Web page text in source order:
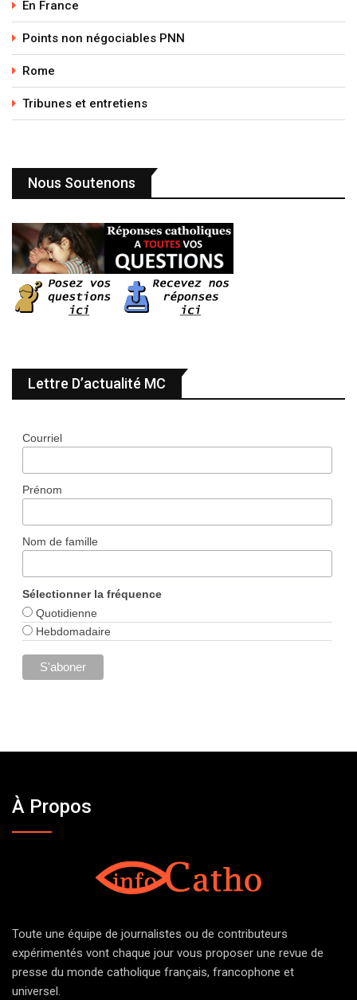
En France
Points non négociables PNN
Rome
Tribunes et entretiens
Nous Soutenons
Lettre D’actualité MC
Courriel
Prénom
Nom de famille
Sélectionner la fréquence
Quotidienne
Hebdomadaire
À Propos
Toute une équipe de journalistes ou de contributeurs
expérimentés vont chaque jour vous proposer une revue de
presse du monde catholique français, francophone et
universel.